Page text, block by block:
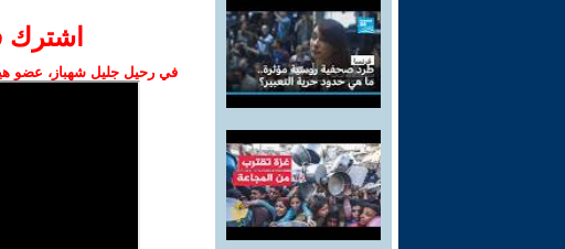
اشترك
في رحيل جليل شهباز، عضو